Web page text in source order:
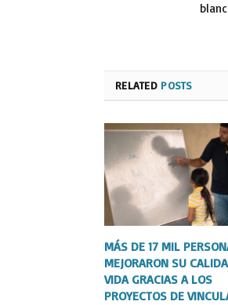
RELATED POSTS
MÁS DE 17 MIL
MEJORARON SU
VIDA GRACIAS A LOS
PROYECTOS DE